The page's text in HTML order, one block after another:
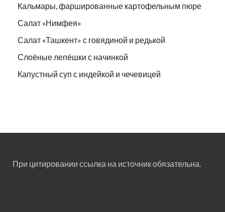
Кальмары, фаршированные картофельным пюре
Салат «Нимфея»
Салат «Ташкент» с говядиной и редькой
Слоёные лепёшки с начинкой
Капустный суп с индейкой и чечевицей
При цитировании ссылка на источник обязательна.